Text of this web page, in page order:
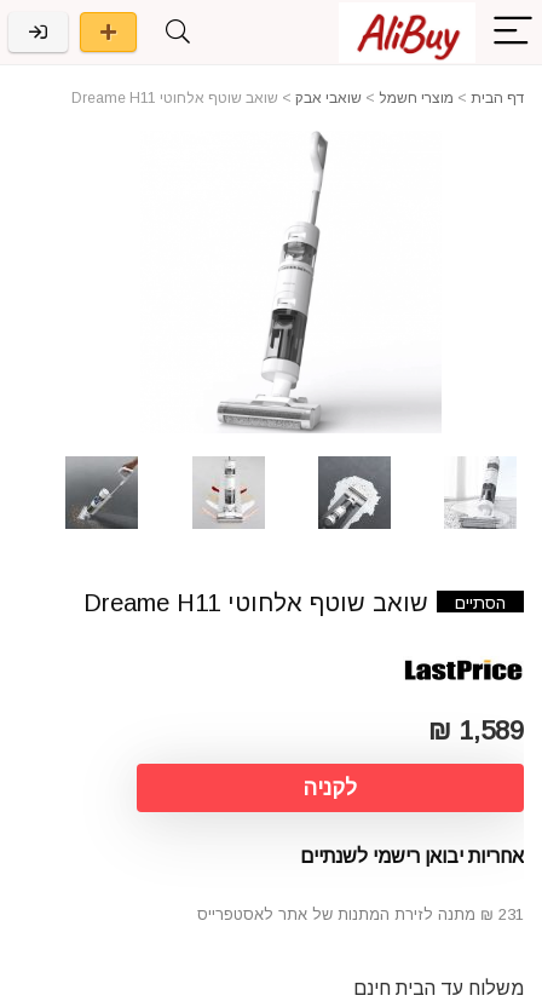
דף הבית > מוצרי חשמל > שואבי אבק > שואב שוטף אלחוטי Dreame H11
הסתיים שואב שוטף אלחוטי Dreame H11
1,589 ₪
לקניה
אחריות יבואן רישמי לשנתיים
231 ₪ מתנה לזירת המתנות של אתר לאסטפרייס
משלוח עד הבית חינם